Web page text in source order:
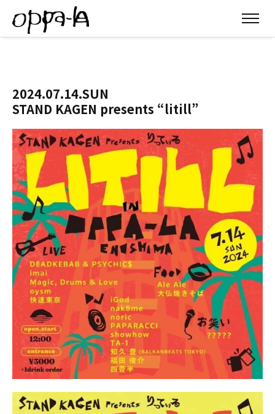
2024.07.14.SUN
STAND KAGEN presents “litill”